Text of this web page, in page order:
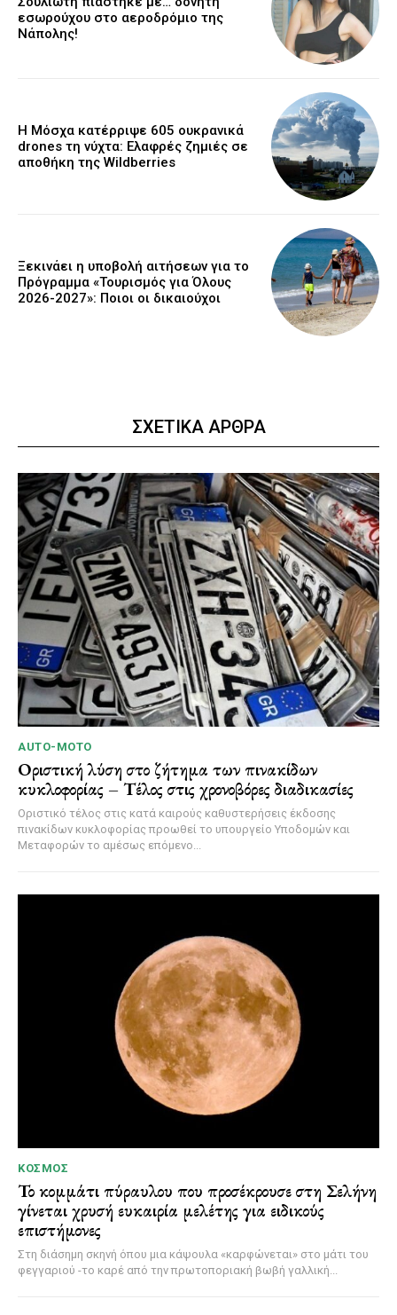
εσωρούχου στο αεροδρόμιο της
Νάπολης!
Η Μόσχα κατέρριψε 605 ουκρανικά
drones τη νύχτα: Ελαφρές ζημιές σε
αποθήκη της Wildberries
Ξεκινάει η υποβολή αιτήσεων για το
Πρόγραμμα «Τουρισμός για Όλους
2026-2027»: Ποιοι οι δικαιούχοι
ΣΧΕΤΙΚΑ ΑΡΘΡΑ
AUTO-MOTO
Οριστική λύση στο ζήτημα των πινακίδων
κυκλοφορίας – Τέλος στις χρονοβόρες διαδικασίες
Οριστικό τέλος στις κατά καιρούς καθυστερήσεις έκδοσης
πινακίδων κυκλοφορίας προωθεί το υπουργείο Υποδομών και
Μεταφορών το αμέσως επόμενο...
ΚΌΣΜΟΣ
Το κομμάτι πύραυλου που προσέκρουσε στη Σελήνη
γίνεται χρυσή ευκαιρία μελέτης για ειδικούς
επιστήμονες
Στη διάσημη σκηνή όπου μια κάψουλα «καρφώνεται» στο μάτι του
φεγγαριού -το καρέ από την πρωτοποριακή βωβή γαλλική...